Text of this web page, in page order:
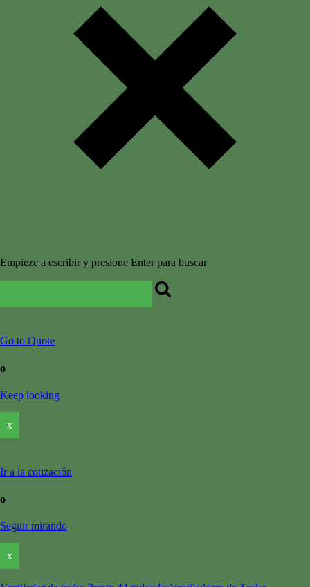
Empieze a escribir y presione Enter para buscar
Go to Quote
o
Keep looking
x
Ir a la cotización
o
Seguir mirando
x